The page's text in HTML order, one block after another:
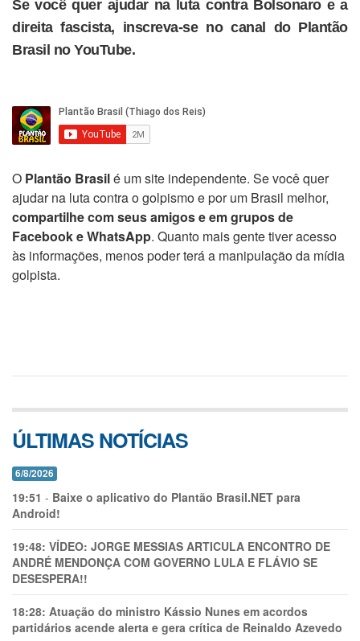
Se você quer ajudar na luta contra Bolsonaro e a
direita fascista, inscreva-se no canal do Plantão
Brasil no YouTube.
O Plantão Brasilé um site independente. Se você quer
ajudar na luta contra o golpismo e por um Brasil melhor,
compartilhe com seus amigos e em grupos de
Facebook e WhatsApp. Quanto mais gente tiver acesso
às informações, menos poder terá a manipulação da mídia
golpista.
ÚLTIMAS NOTÍCIAS
6/8/2026
19:51 - Baixe o aplicativo do Plantão Brasil.NET para
Android!
19:48: VÍDEO: JORGE MESSIAS ARTICULA ENCONTRO DE
ANDRÉ MENDONÇA COM GOVERNO LULA E FLÁVIO SE
DESESPERA!!
18:28: Atuação do ministro Kássio Nunes em acordos
partidários acende alerta e gera crítica de Reinaldo Azevedo